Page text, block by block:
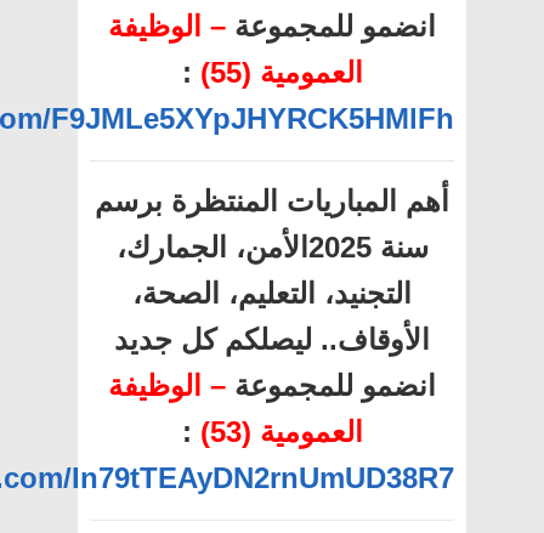
انضمو للمجموعة – الوظيفة
العمومية (55)
:
F9JMLe5XYpJHYRCK5HMlFh
أهم المباريات المنتظرة برسم
سنة 2025الأمن، الجمارك،
التجنيد، التعليم، الصحة،
الأوقاف.. ليصلكم كل جديد
انضمو للمجموعة – الوظيفة
العمومية (53)
:
In79tTEAyDN2rnUmUD38R7